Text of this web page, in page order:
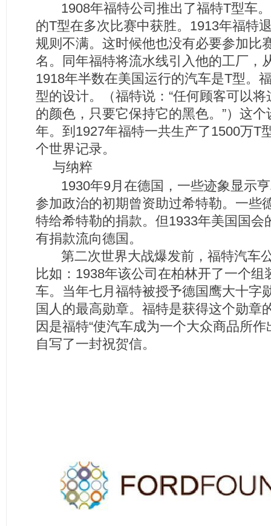
1908年福特公司推出了福特T型车。
的T型在多次比赛中获胜。1913年福特
规则不满。这时候他也没有必要参加比
名。同年福特将流水线引入他的工厂，
1918年半数在美国运行的汽车是T型。
型的设计。（福特说：“任何顾客可以
的颜色，只要它保持它的黑色。”）这
年。到1927年福特一共生产了1500万T
个世界记录。
与纳粹
1930年9月在德国，一些迹象显示亨
参加政治的初期曾资助过希特勒。一些
特给希特勒的捐款。但1933年美国国会
有捐款流向德国。
第二次世界大战爆发前，福特汽车
比如：1938年该公司在柏林开了一个组
车。当年七月福特被授予德国鹰大十字
国人的最高勋章。福特是获得这个勋章
因是福特“使汽车成为一个大众商品所
自写了一封祝贺信。